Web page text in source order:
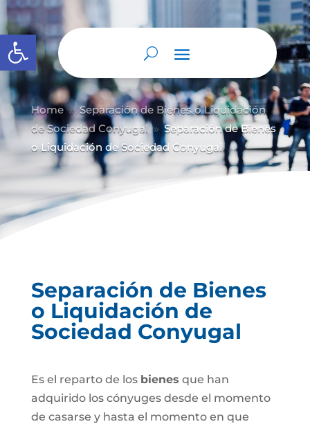
Abrir barra de herramientas
Home 9 Separación de Bienes o Liquidación
de Sociedad Conyugal 9 Separación de Bienes
o Liquidación de Sociedad Conyugal
Separación de Bienes
o Liquidación de
Sociedad Conyugal
Es el reparto de los bienes que han
adquirido los cónyuges desde el momento
de casarse y hasta el momento en que